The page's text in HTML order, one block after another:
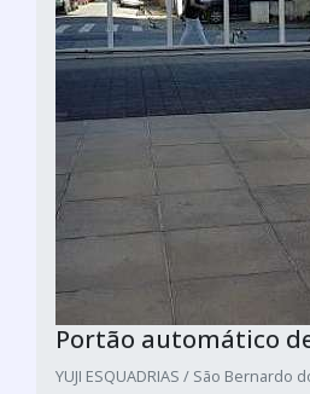
Portão automático
YUJI ESQUADRIAS / São Bernardo